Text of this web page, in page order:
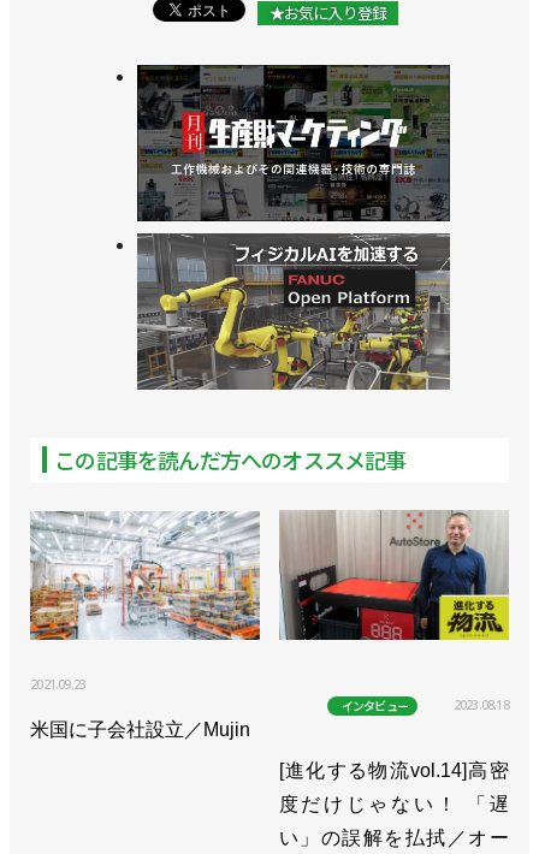
★お気に入り登録
この記事を読んだ方へのオススメ記事
2021.09.23
米国に子会社設立／Mujin
インタビュー 2023.08.18
[進化する物流vol.14]高密
度だけじゃない！ 「遅
い」の誤解を払拭／オー